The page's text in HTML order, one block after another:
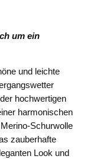
um ein
und leichte
hochwertigen
harmonischen
Schurwolle
zauberhafte
Look und